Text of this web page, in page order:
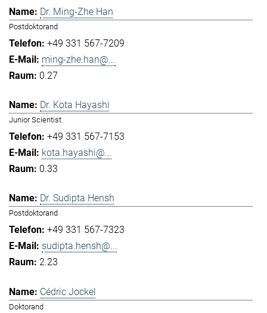
Dr. Ming-Zhe Han
Postdoktorand
+49 331 567-7209
ming-zhe.han@...
0.27
Dr. Kota Hayashi
Junior Scientist
+49 331 567-7153
kota.hayashi@...
0.33
Dr. Sudipta Hensh
Postdoktorand
+49 331 567-7323
sudipta.hensh@...
2.23
Cédric Jockel
Doktorand